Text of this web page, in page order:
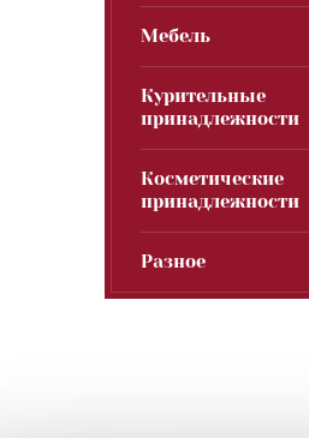
Мебель
Курительные
принадлежности
Косметические
принадлежности
Разное